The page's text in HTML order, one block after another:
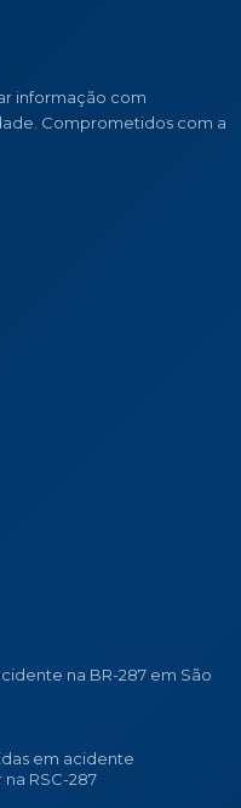
informação com
Comprometidos com a
na BR-287 em São
em acidente
RSC-287